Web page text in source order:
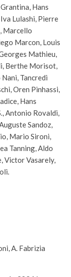
Hans
Lulashi, Pierre
Marcello
Marcon, Louis
Mathieu,
Berthe Morisot,
Tancredi
Oren Pinhassi,
Hans
Antonio Rovaldi,
Sandoz,
Mario Sironi,
Tanning, Aldo
Victor Vasarely,
A. Fabrizia